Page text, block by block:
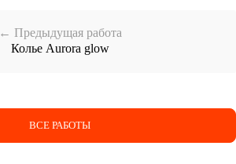
← Предыдущая работа
Колье Aurora glow
ВСЕ РАБОТЫ